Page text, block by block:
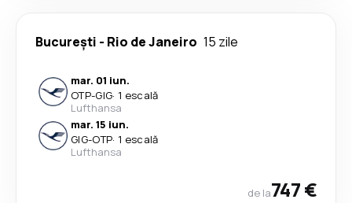
București - Rio de Janeiro 15 zile
mar. 01 iun.
OTP-GIG· 1 escală
Lufthansa
mar. 15 iun.
GIG-OTP· 1 escală
Lufthansa
de la747 €